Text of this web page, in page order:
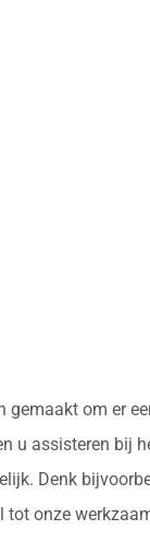
gemaakt om er
u assisteren bij
Denk
tot onze